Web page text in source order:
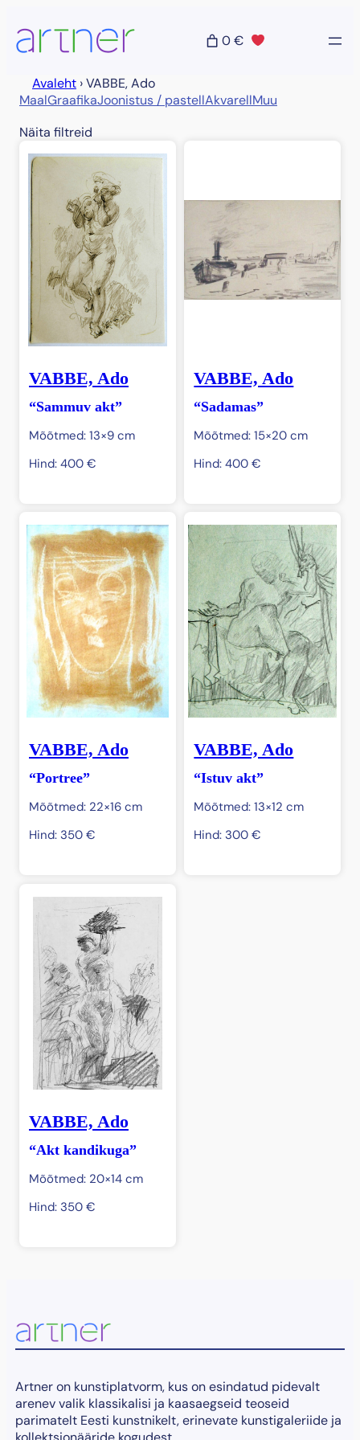
sisu
juurde
0 €
Avaleht ›VABBE, Ado
MaalGraafikaJoonistus / pastellAkvarellMuu
Näita filtreid
VABBE, Ado
“Sammuv akt”
Mõõtmed: 13×9 cm
Hind: 400 €
VABBE, Ado
“Sadamas”
Mõõtmed: 15×20 cm
Hind:400€
VABBE, Ado
“Portree”
Mõõtmed: 22×16 cm
Hind: 350 €
VABBE, Ado
“Istuv akt”
Mõõtmed: 13×12 cm
Hind:300€
VABBE, Ado
“Akt kandikuga”
Mõõtmed: 20×14 cm
Hind: 350 €
Artner on kunstiplatvorm, kus on esindatud pidevalt
arenev valik klassikalisi ja kaasaegseid teoseid
parimatelt Eesti kunstnikelt, erinevate kunstigaleriide ja